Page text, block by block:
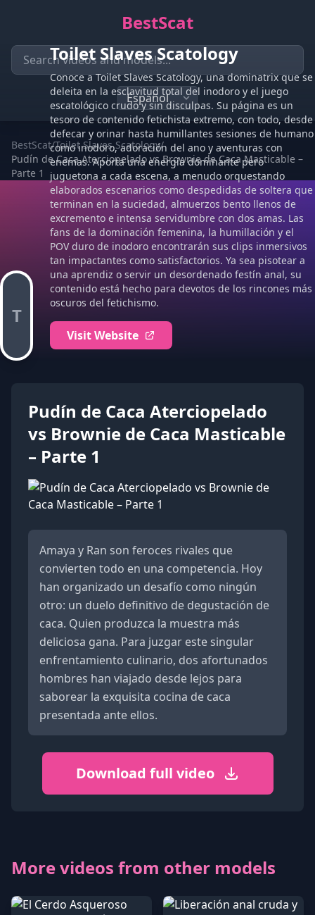
BestScat
BestScat/Toilet Slaves Scatology/
Pudín de Caca Aterciopelado vs Brownie de Caca Masticable –
Parte 1
T
Toilet Slaves Scatology
Conoce a Toilet Slaves Scatology, una dominatrix que se
deleita en la esclavitud total del inodoro y el juego
escatológico crudo y sin disculpas. Su página es un
tesoro de contenido fetichista extremo, con todo, desde
defecar y orinar hasta humillantes sesiones de humano
como inodoro, adoración del ano y aventuras con
enemas. Aporta una energía dominante pero
juguetona a cada escena, a menudo orquestando
elaborados escenarios como despedidas de soltera que
terminan en la suciedad, almuerzos bento llenos de
excremento e intensa servidumbre con dos amas. Las
fans de la dominación femenina, la humillación y el
POV duro de inodoro encontrarán sus clips inmersivos
tan impactantes como satisfactorios. Ya sea pisotear a
una aprendiz o servir un desordenado festín anal, su
contenido está hecho para devotos de los rincones más
oscuros del fetichismo.
Visit Website
Pudín de Caca Aterciopelado
vs Brownie de Caca Masticable
– Parte 1
Amaya y Ran son feroces rivales que
convierten todo en una competencia. Hoy
han organizado un desafío como ningún
otro: un duelo definitivo de degustación de
caca. Quien produzca la muestra más
deliciosa gana. Para juzgar este singular
enfrentamiento culinario, dos afortunados
hombres han viajado desde lejos para
saborear la exquisita cocina de caca
presentada ante ellos.
Download full video
More videos from other models